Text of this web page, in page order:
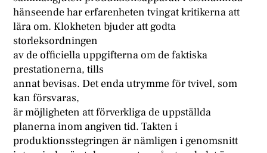
hänseende har erfarenheten tvingat kritikerna att
lära om. Klokheten bjuder att godta
storleksordningen
av de officiella uppgifterna om de faktiska
prestationerna, tills
annat bevisas. Det enda utrymme för tvivel, som
kan försvaras,
är möjligheten att förverkliga de uppställda
planerna inom angiven tid. Takten i
produktionsstegringen är nämligen i genomsnitt